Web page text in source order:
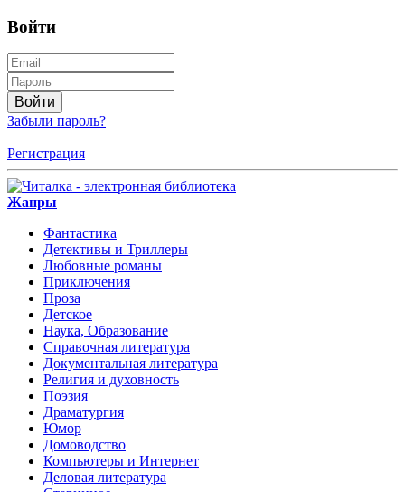
Войти
Войти
Забыли пароль?
Регистрация
Жанры
Фантастика
Детективы и Триллеры
Любовные романы
Приключения
Проза
Детское
Наука, Образование
Справочная литература
Документальная литература
Религия и духовность
Поэзия
Драматургия
Юмор
Домоводство
Компьютеры и Интернет
Деловая литература